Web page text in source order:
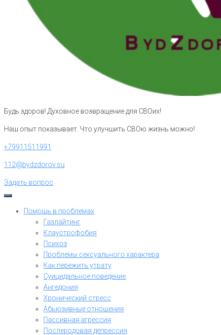
Будь здоров! Духовное возвращение для СВОих!
Наш опыт показывает. Что улучшить СВОю жизнь можно!
+79911511991
112@bydzdorov.su
Задать вопрос
Помощь в проблемах
Газлайтинг
Клаустрофобия
Психоз
Проблемы сексуального характера
Как пережить утрату
Суицидальное поведение
Ангедония
Хронический стресс
Абьюзивные отношения
Пассивная агрессия
Послеродовая депрессия